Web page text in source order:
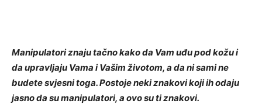
Manipulatori znaju tačno kako da Vam uđu pod kožu i
da upravljaju Vama i Vašim životom, a da ni sami ne
budete svjesni toga. Postoje neki znakovi koji ih odaju
jasno da su manipulatori, a ovo su ti znakovi.